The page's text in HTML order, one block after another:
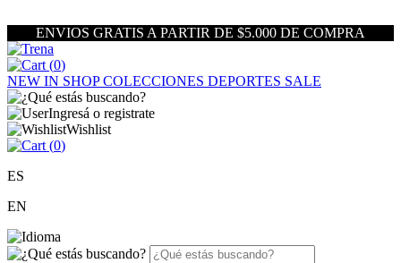
ENVIOS GRATIS A PARTIR DE $5.000 DE COMPRA
(0)
NEW IN SHOPCOLECCIONES DEPORTES SALE
Ingresá o registrate
Wishlist
(0)
ES
EN